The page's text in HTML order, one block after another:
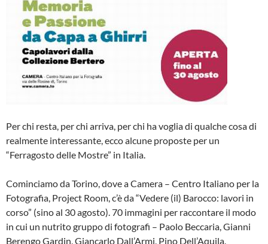
Per chi resta, per chi arriva, per chi ha voglia di qualche cosa di
realmente interessante, ecco alcune proposte per un
“Ferragosto delle Mostre” in Italia.
Cominciamo da Torino, dove a Camera – Centro Italiano per la
Fotografia, Project Room, c’è da “Vedere (il) Barocco: lavori in
corso” (sino al 30 agosto). 70 immagini per raccontare il modo
in cui un nutrito gruppo di fotografi – Paolo Beccaria, Gianni
Berengo Gardin, Giancarlo Dall’Armi, Pino Dell’Aquila,